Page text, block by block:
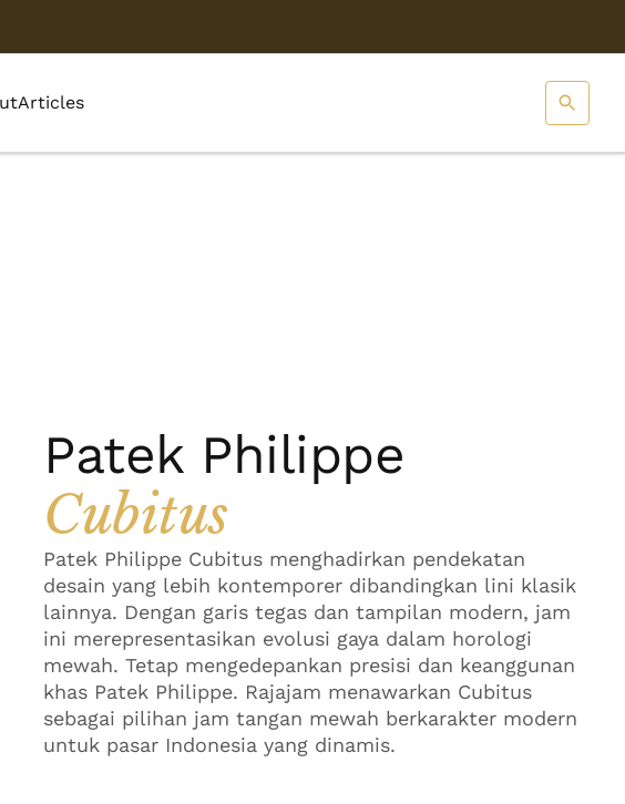
Articles
Patek Philippe
Cubitus
Patek Philippe Cubitus menghadirkan pendekatan
desain yang lebih kontemporer dibandingkan lini klasik
lainnya. Dengan garis tegas dan tampilan modern, jam
ini merepresentasikan evolusi gaya dalam horologi
mewah. Tetap mengedepankan presisi dan keanggunan
khas Patek Philippe. Rajajam menawarkan Cubitus
sebagai pilihan jam tangan mewah berkarakter modern
untuk pasar Indonesia yang dinamis.